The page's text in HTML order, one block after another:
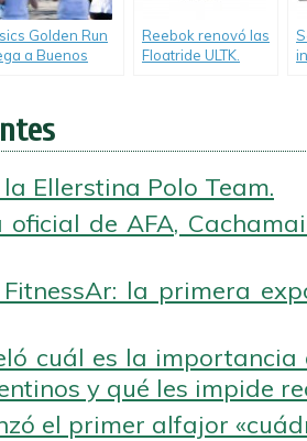
Golden Run
a Buenos
Reebok renovó las
Floatride ULTK.
Ellerstina Polo Team.
oficial de AFA,
la primera
cuál es la
y qué les impide
el primer alfajor